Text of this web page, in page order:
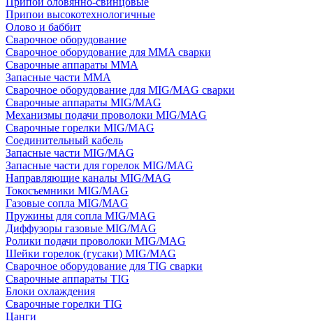
Припои высокотехнологичные
Олово и баббит
Сварочное оборудование
Сварочное оборудование для MMA сварки
Сварочные аппараты MMA
Запасные части MMA
Сварочное оборудование для MIG/MAG сварки
Сварочные аппараты MIG/MAG
Механизмы подачи проволоки MIG/MAG
Сварочные горелки MIG/MAG
Соединительный кабель
Запасные части MIG/MAG
Запасные части для горелок MIG/MAG
Направляющие каналы MIG/MAG
Токосъемники MIG/MAG
Газовые сопла MIG/MAG
Пружины для сопла MIG/MAG
Диффузоры газовые MIG/MAG
Ролики подачи проволоки MIG/MAG
Шейки горелок (гусаки) MIG/MAG
Сварочное оборудование для TIG сварки
Сварочные аппараты TIG
Блоки охлаждения
Сварочные горелки TIG
Цанги